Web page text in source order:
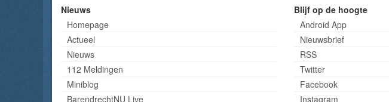
Nieuws
Homepage
Actueel
Nieuws
112 Meldingen
Miniblog
BarendrechtNU Live
Blijf op de hoogte
Android App
Nieuwsbrief
RSS
Twitter
Facebook
Instagram